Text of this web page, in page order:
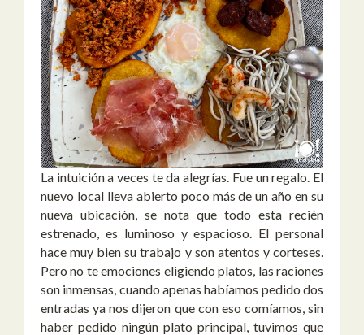
La intuición a veces te da alegrías. Fue un regalo. El
nuevo local lleva abierto poco más de un año en su
nueva ubicación, se nota que todo esta recién
estrenado, es luminoso y espacioso. El personal
hace muy bien su trabajo y son atentos y corteses.
Pero no te emociones eligiendo platos, las raciones
son inmensas, cuando apenas habíamos pedido dos
entradas ya nos dijeron que con eso comíamos, sin
haber pedido ningún plato principal, tuvimos que